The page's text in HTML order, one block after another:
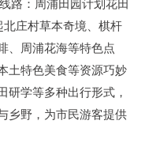
庄村草本奇境、棋杆
、周浦花海等特色点
土特色美食等资源巧妙
研学等多种出行形式，
乡野，为市民游客提供